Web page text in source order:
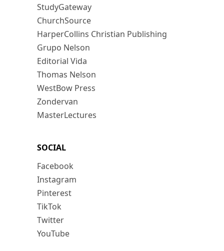
StudyGateway
ChurchSource
HarperCollins Christian Publishing
Grupo Nelson
Editorial Vida
Thomas Nelson
WestBow Press
Zondervan
MasterLectures
SOCIAL
Facebook
Instagram
Pinterest
TikTok
Twitter
YouTube